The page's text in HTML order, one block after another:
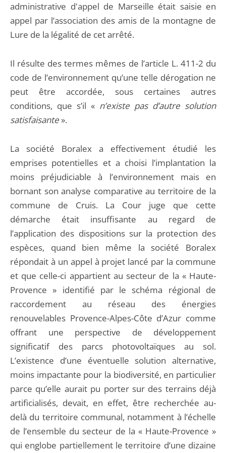
administrative d'appel de Marseille était saisie en
appel par l’association des amis de la montagne de
Lure de la légalité de cet arrêté.
Il résulte des termes mêmes de l’article L. 411-2 du
code de l’environnement qu’une telle dérogation ne
peut être accordée, sous certaines autres
conditions, que s’il « n’existe pas d’autre solution
satisfaisante ».
La société Boralex a effectivement étudié les
emprises potentielles et a choisi l’implantation la
moins préjudiciable à l’environnement mais en
bornant son analyse comparative au territoire de la
commune de Cruis. La Cour juge que cette
démarche était insuffisante au regard de
l’application des dispositions sur la protection des
espèces, quand bien même la société Boralex
répondait à un appel à projet lancé par la commune
et que celle-ci appartient au secteur de la « Haute-
Provence » identifié par le schéma régional de
raccordement au réseau des énergies
renouvelables Provence-Alpes-Côte d’Azur comme
offrant une perspective de développement
significatif des parcs photovoltaïques au sol.
L’existence d’une éventuelle solution alternative,
moins impactante pour la biodiversité, en particulier
parce qu’elle aurait pu porter sur des terrains déjà
artificialisés, devait, en effet, être recherchée au-
delà du territoire communal, notamment à l’échelle
de l’ensemble du secteur de la « Haute-Provence »
qui englobe partiellement le territoire d’une dizaine